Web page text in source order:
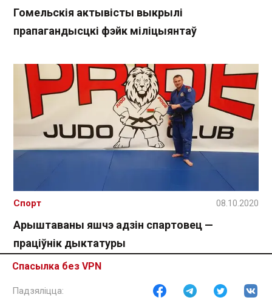
Спасылка без VPN
Гомельскія актывісты выкрылі
прапагандысцкі фэйк міліцыянтаў
Арыштаваны яшчэ адзін спартовец —
праціўнік дыктатуры
Спорт 08.10.2020